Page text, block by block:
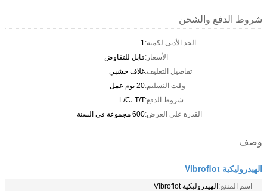
شروط الدفع والشحن
الحد الأدنى لكمية:1
الأسعار:قابل للتفاوض
تفاصيل التغليف:غلاف خشبي
وقت التسليم:20 يوم عمل
شروط الدفع:L/C، T/T
القدرة على العرض:600 مجموعة في السنة
وصف
الهيدروليكية Vibroflot
اسم المنتج:الهيدروليكية Vibroflot